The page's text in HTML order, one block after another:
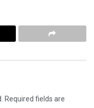
Required fields are